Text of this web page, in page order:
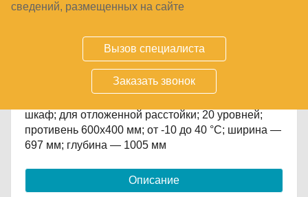
сведений, размещенных на сайте
Вызов специалиста
Заказать звонок
по запросу
шкаф; для отложенной расстойки; 20 уровней;
противень 600х400 мм; от -10 до 40 °С; ширина —
697 мм; глубина — 1005 мм
Описание